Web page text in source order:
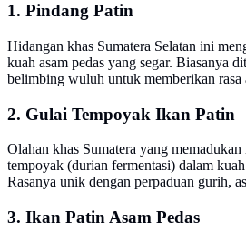
1. Pindang Patin
Hidangan khas Sumatera Selatan ini
kuah asam pedas yang segar. Biasanya
belimbing wuluh untuk memberikan rasa
2. Gulai Tempoyak Ikan Patin
Olahan khas Sumatera yang
tempoyak (durian fermentasi) dalam
Rasanya unik dengan perpaduan gurih,
3. Ikan Patin Asam Pedas